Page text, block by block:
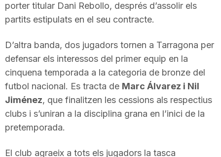
porter titular Dani Rebollo, després d’assolir els
partits estipulats en el seu contracte.
D’altra banda, dos jugadors tornen a Tarragona per
defensar els interessos del primer equip en la
cinquena temporada a la categoria de bronze del
futbol nacional. Es tracta de Marc Álvarez i Nil
Jiménez, que finalitzen les cessions als respectius
clubs i s’uniran a la disciplina grana en l’inici de la
pretemporada.
El club agraeix a tots els jugadors la tasca